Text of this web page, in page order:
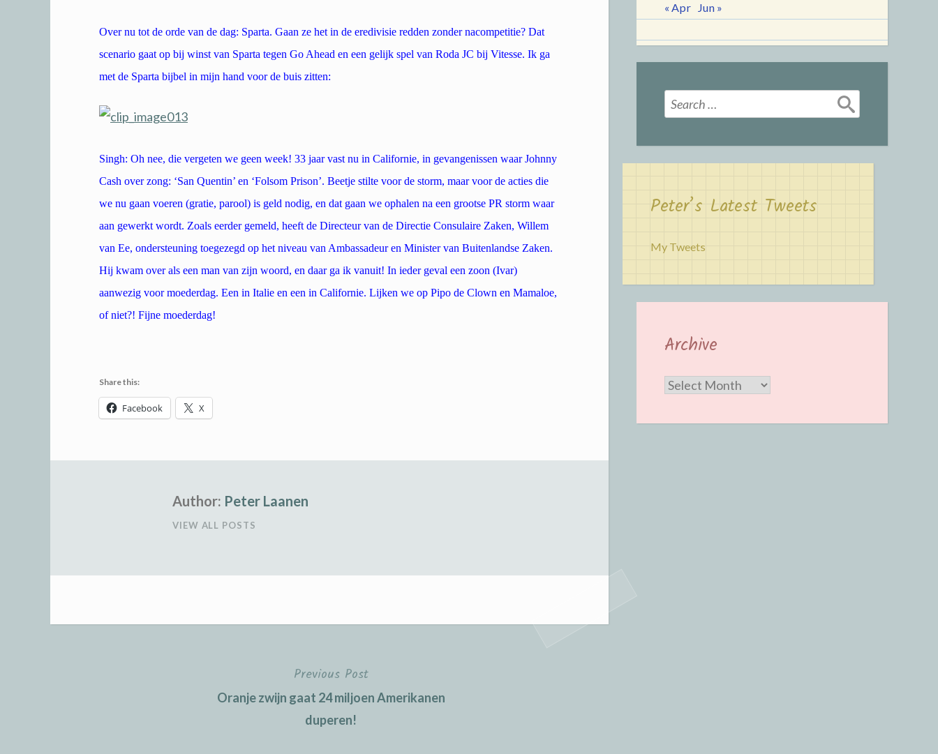
Over nu tot de orde van de dag: Sparta. Gaan ze het in de eredivisie redden zonder nacompetitie? Dat
scenario gaat op bij winst van Sparta tegen Go Ahead en een gelijk spel van Roda JC bij Vitesse. Ik ga
met de Sparta bijbel in mijn hand voor de buis zitten:
Singh: Oh nee, die vergeten we geen week! 33 jaar vast nu in Californie, in gevangenissen waar Johnny
Cash over zong: ‘San Quentin’ en ‘Folsom Prison’. Beetje stilte voor de storm, maar voor de acties die
we nu gaan voeren (gratie, parool) is geld nodig, en dat gaan we ophalen na een grootse PR storm waar
aan gewerkt wordt. Zoals eerder gemeld, heeft de Directeur van de Directie Consulaire Zaken, Willem
van Ee, ondersteuning toegezegd op het niveau van Ambassadeur en Minister van Buitenlandse Zaken.
Hij kwam over als een man van zijn woord, en daar ga ik vanuit! In ieder geval een zoon (Ivar)
aanwezig voor moederdag. Een in Italie en een in Californie. Lijken we op Pipo de Clown en Mamaloe,
of niet?! Fijne moederdag!
Share this:
Facebook X
Author: Peter Laanen
VIEW ALL POSTS
Previous Post
Oranje zwijn gaat 24 miljoen Amerikanen
duperen!
« Apr Jun »
Search
for:
Peter’s Latest Tweets
My Tweets
Archive
Archive